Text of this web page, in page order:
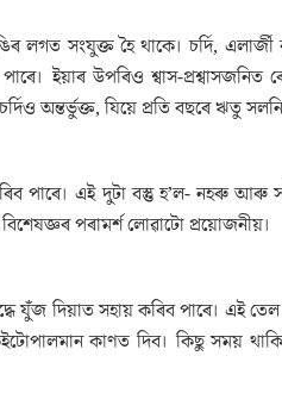
সংযুক্ত হৈ থাকে। চৰ্দি, এলাৰ্জী
পাৰে। ইয়াৰ উপৰিও শ্বাস-
অন্তৰ্ভুক্ত, যিয়ে প্ৰতি বছৰে ঋতু
কৰিব পাৰে। এই দুটা বস্তু হ’ল-
পৰামৰ্শ লোৱাটো প্ৰয়োজনীয়।
যুঁজ দিয়াত সহায় কৰিব পাৰে। এই
কাণত দিব। কিছু সময়